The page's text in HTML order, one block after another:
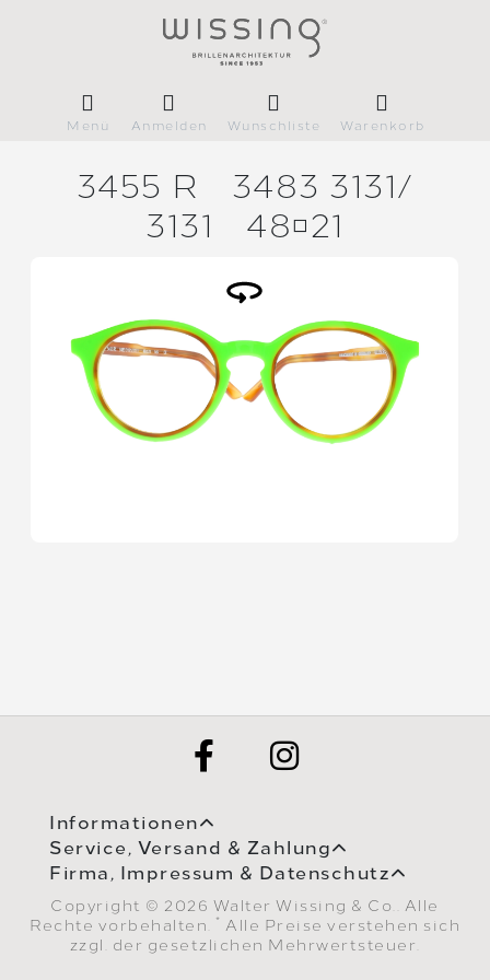
Menü Anmelden Wunschliste Warenkorb
3455 R
3483 3131/
3131
4821
Informationen
Service, Versand & Zahlung
Firma, Impressum & Datenschutz
Copyright © 2026 Walter Wissing & Co.. Alle
Rechte vorbehalten.
* Alle Preise verstehen sich
zzgl. der gesetzlichen Mehrwertsteuer.